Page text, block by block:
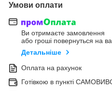
Умови оплати
Ви отримаєте замовлення
або гроші повернуться на
Детальніше
Оплата на рахунок
Готівкою в пункті